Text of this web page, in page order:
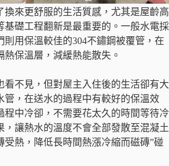
換來更舒服的生活質感，尤其是屋齡高
基礎工程翻新是最重要的。一般水電採
則用保溫較佳的304不鏽鋼被覆管，在
保溫層，減緩熱能散失。
看不見，但對屋主入住後的生活卻有大
管，在送水的過程中有較好的保溫效
程中冷卻，不需要花太久的時間等待冷
，讓熱水的溫度不會全部發散至混凝土
受熱，降低長時間熱漲冷縮而磁磚”碰